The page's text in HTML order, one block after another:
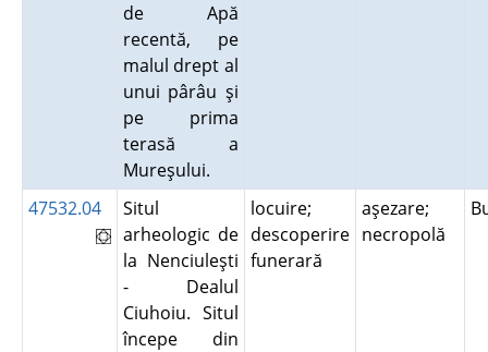
de Apă
recentă, pe
malul drept al
unui pârâu şi
pe prima
terasă a
Mureşului.
47532.04
Situl
arheologic de
la Nenciuleşti
- Dealul
Ciuhoiu. Situl
începe din
locuire;
descoperire
funerară
aşezare;
necropolă